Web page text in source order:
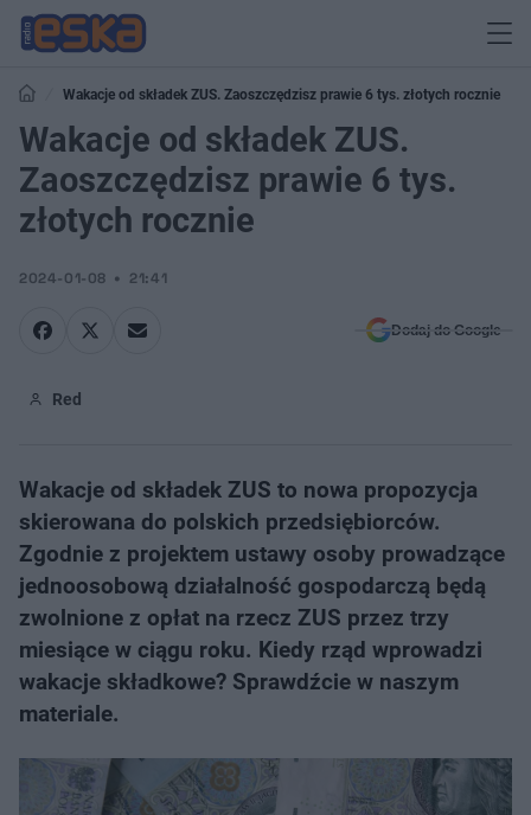
Wakacje od składek ZUS. Zaoszczędzisz prawie 6 tys. złotych rocznie
Wakacje od składek ZUS.
Zaoszczędzisz prawie 6 tys.
złotych rocznie
2024-01-08 21:41
Dodaj do Google
Red
Wakacje od składek ZUS to nowa propozycja
skierowana do polskich przedsiębiorców.
Zgodnie z projektem ustawy osoby prowadzące
jednoosobową działalność gospodarczą będą
zwolnione z opłat na rzecz ZUS przez trzy
miesiące w ciągu roku. Kiedy rząd wprowadzi
wakacje składkowe? Sprawdźcie w naszym
materiale.